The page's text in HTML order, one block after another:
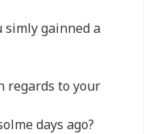
simly gainned a
regards to your
days ago?